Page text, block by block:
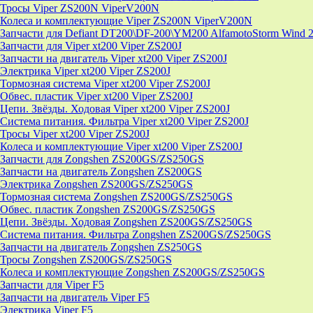
Тросы Viper ZS200N ViperV200N
Колеса и комплектующие Viper ZS200N ViperV200N
Запчасти для Defiant DT200\DF-200\YM200 AlfamotoStorm Wind
Запчасти для Viper xt200 Viper ZS200J
Запчасти на двигатель Viper xt200 Viper ZS200J
Электрика Viper xt200 Viper ZS200J
Тормозная система Viper xt200 Viper ZS200J
Обвес. пластик Viper xt200 Viper ZS200J
Цепи. Звёзды. Ходовая Viper xt200 Viper ZS200J
Система питания. Фильтра Viper xt200 Viper ZS200J
Тросы Viper xt200 Viper ZS200J
Колеса и комплектующие Viper xt200 Viper ZS200J
Запчасти для Zongshen ZS200GS/ZS250GS
Запчасти на двигатель Zongshen ZS200GS
Электрика Zongshen ZS200GS/ZS250GS
Тормозная система Zongshen ZS200GS/ZS250GS
Обвес. пластик Zongshen ZS200GS/ZS250GS
Цепи. Звёзды. Ходовая Zongshen ZS200GS/ZS250GS
Система питания. Фильтра Zongshen ZS200GS/ZS250GS
Запчасти на двигатель Zongshen ZS250GS
Тросы Zongshen ZS200GS/ZS250GS
Колеса и комплектующие Zongshen ZS200GS/ZS250GS
Запчасти для Viper F5
Запчасти на двигатель Viper F5
Электрика Viper F5